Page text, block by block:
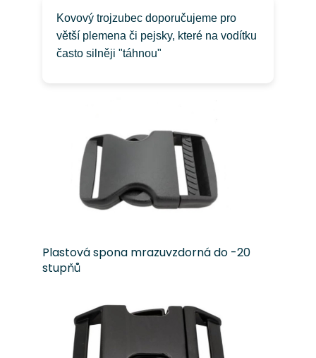
Kovový trojzubec doporučujeme pro
větší plemena či pejsky, které na vodítku
často silněji "táhnou"
Plastová spona mrazuvzdorná do -20
stupňů